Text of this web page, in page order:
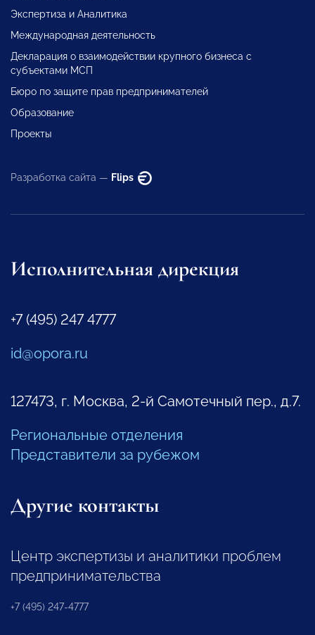
Экспертиза и Аналитика
Международная деятельность
Декларация о взаимодействии крупного бизнеса с
субъектами МСП
Бюро по защите прав предпринимателей
Образование
Проекты
Разработка сайта — Flips
Исполнительная дирекция
+7 (495) 247 4777
id@opora.ru
127473, г. Москва, 2-й Самотечный пер., д.7.
Региональные отделения
Представители за рубежом
Другие контакты
Центр экспертизы и аналитики проблем
предпринимательства
+7 (495) 247-4777